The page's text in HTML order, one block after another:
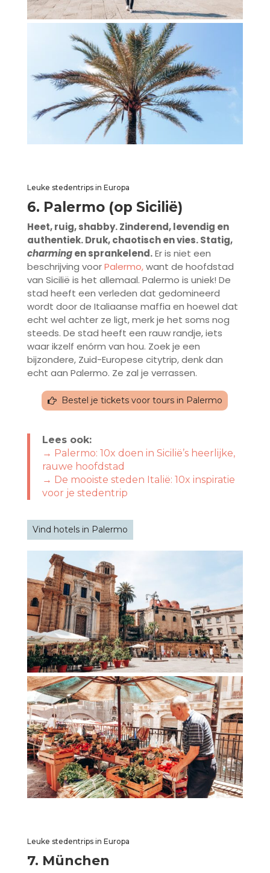
Leuke stedentrips in Europa
6. Palermo (op Sicilië)
Heet, ruig, shabby. Zinderend, levendig en
authentiek. Druk, chaotisch en vies. Statig,
charmingen sprankelend.Er is niet een
beschrijving voor Palermo, want de hoofdstad
van Sicilië is het allemaal. Palermo is uniek! De
stad heeft een verleden dat gedomineerd
wordt door de Italiaanse maffia en hoewel dat
echt wel achter ze ligt, merk je het soms nog
steeds. De stad heeft een rauw randje, iets
waar ikzelf enórm van hou. Zoek je een
bijzondere, Zuid-Europese citytrip, denk dan
echt aan Palermo. Ze zal je verrassen.
Bestel je tickets voor tours in Palermo
Lees ook:
→ Palermo: 10x doen in Sicilië’s heerlijke,
rauwe hoofdstad
→ De mooiste steden Italië: 10x inspiratie
voor je stedentrip
Vind hotels in Palermo
Leuke stedentrips in Europa
7. München